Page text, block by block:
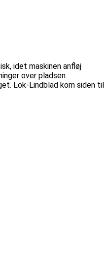
idet maskinen anfløj
over pladsen.
Lok-Lindblad kom siden til